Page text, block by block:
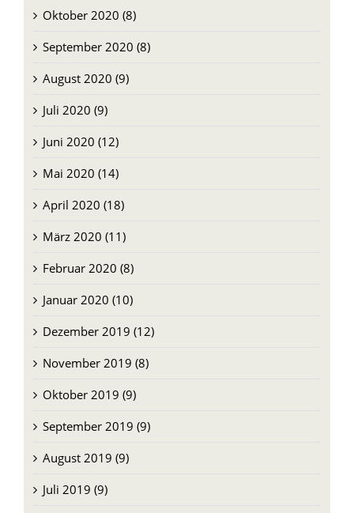
November 2020 (9)
Oktober 2020 (8)
September 2020 (8)
August 2020 (9)
Juli 2020 (9)
Juni 2020 (12)
Mai 2020 (14)
April 2020 (18)
März 2020 (11)
Februar 2020 (8)
Januar 2020 (10)
Dezember 2019 (12)
November 2019 (8)
Oktober 2019 (9)
September 2019 (9)
August 2019 (9)